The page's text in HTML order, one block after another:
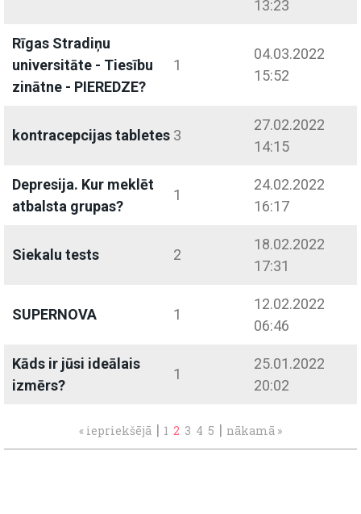
13:23
Rīgas Stradiņu
universitāte - Tiesību
zinātne - PIEREDZE?
1
04.03.2022
15:52
kontracepcijas tabletes 3
27.02.2022
14:15
Depresija. Kur meklēt
atbalsta grupas?
1
24.02.2022
16:17
Siekalu tests 2
18.02.2022
17:31
SUPERNOVA 1
12.02.2022
06:46
Kāds ir jūsi ideālais
izmērs?
1
25.01.2022
20:02
« iepriekšējā | 1 2 3 4 5 | nākamā »